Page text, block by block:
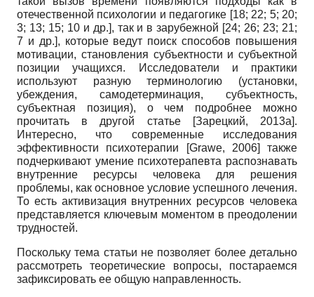
отечественной психологии и педагогике [18; 22; 5; 20;
3; 13; 15; 10 и др.], так и в зарубежной [24; 26; 23; 21;
7 и др.], которые ведут поиск способов повышения
мотивации, становления субъектности и субъектной
позиции учащихся. Исследователи и практики
используют разную терминологию (установки,
убеждения, самодетерминация, субъектность,
субъектная позиция), о чем подробнее можно
прочитать в другой статье
[Зарецкий, 2013а].
Интересно, что современные исследования
эффективности психотерапии
[Grawe, 2006]
также
подчеркивают умение психотерапевта распознавать
внутренние ресурсы человека для решения
проблемы, как основное условие успешного лечения.
То есть активизация внутренних ресурсов человека
представляется ключевым моментом в преодолении
трудностей.
Поскольку тема статьи не позволяет более детально
рассмотреть теоретические вопросы, постараемся
зафиксировать ее общую направленность.